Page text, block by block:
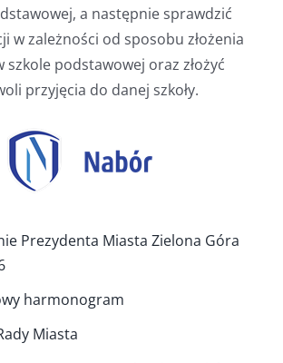
a następnie sprawdzić
w zależności od sposobu złożenia
podstawowej oraz złożyć
przyjęcia do danej szkoły.
Prezydenta Miasta Zielona Góra
harmonogram
Miasta